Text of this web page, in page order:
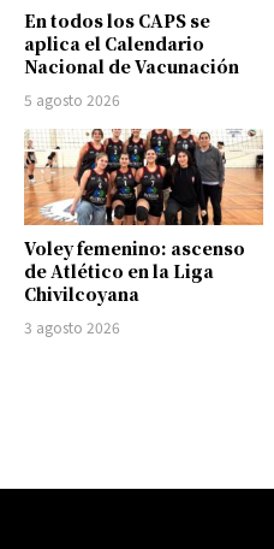
En todos los CAPS se
aplica el Calendario
Nacional de Vacunación
5 agosto 2026
Voley femenino: ascenso
de Atlético en la Liga
Chivilcoyana
3 agosto 2026